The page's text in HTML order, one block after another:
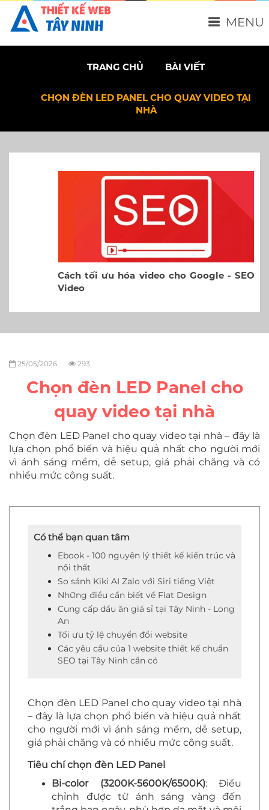
TRANG CHỦ BÀI VIẾT
CHỌN ĐÈN LED PANEL CHO QUAY VIDEO TẠI
NHÀ
Cách tối ưu hóa video cho Google - SEO
Video
25/05/2026 293
Chọn đèn LED Panel cho
quay video tại nhà
Chọn đèn LED Panel cho quay video tại nhà – đây là
lựa chọn phổ biến và hiệu quả nhất cho người mới
vì ánh sáng mềm, dễ setup, giá phải chăng và có
nhiều mức công suất.
Có thể bạn quan tâm
Ebook - 100 nguyên lý thiết kế kiến trúc và
nội thất
So sánh Kiki AI Zalo với Siri tiếng Việt
Những điều cần biết về Flat Design
Cung cấp dầu ăn giá sỉ tại Tây Ninh - Long
An
Tối ưu tỷ lệ chuyển đổi website
Các yêu cầu của 1 website thiết kế chuẩn
SEO tại Tây Ninh cần có
Chọn đèn LED Panel cho quay video tại nhà
– đây là lựa chọn phổ biến và hiệu quả nhất
cho người mới vì ánh sáng mềm, dễ setup,
giá phải chăng và có nhiều mức công suất.
Tiêu chí chọn đèn LED Panel
Bi-color (3200K-5600K/6500K): Điều
chỉnh được từ ánh sáng vàng đến
MENU